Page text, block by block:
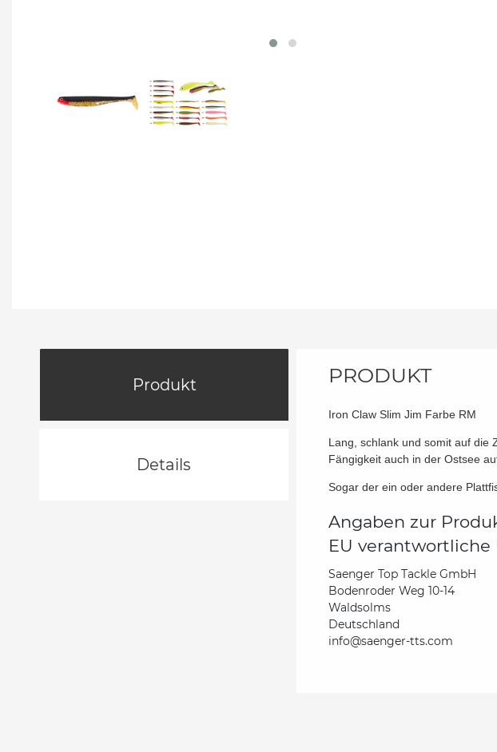
Produkt
Details
PRODUKT
Iron Claw Slim Jim Farbe RM
Lang, schlank und somit auf die
Fängigkeit auch in der Ostsee
Sogar der ein oder andere
Angaben zur
EU verantwortliche
Saenger Top Tackle GmbH
Bodenroder Weg 10-14
Waldsolms
Deutschland
info@saenger-tts.com